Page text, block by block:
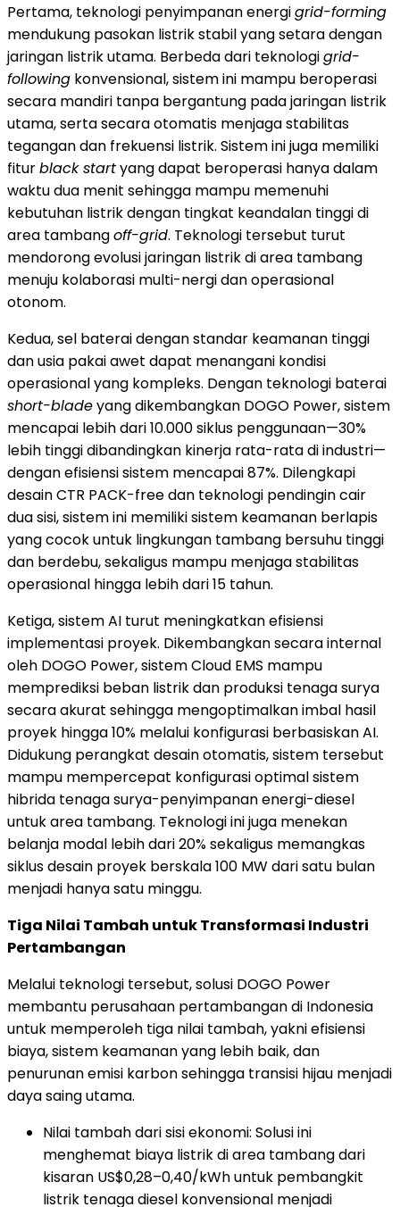
Pertama, teknologi penyimpanan energigrid-forming
mendukung pasokan listrik stabil yang setara dengan
jaringan listrik utama. Berbeda dari teknologigrid-
following konvensional, sistem ini mampu beroperasi
secara mandiri tanpa bergantung pada jaringan listrik
utama, serta secara otomatis menjaga stabilitas
tegangan dan frekuensi listrik. Sistem ini juga memiliki
fiturblack startyang dapat beroperasi hanya dalam
waktu dua menit sehingga mampu memenuhi
kebutuhan listrik dengan tingkat keandalan tinggi di
area tambangoff-grid. Teknologi tersebut turut
mendorong evolusi jaringan listrik di area tambang
menuju kolaborasi multi-nergi dan operasional
otonom.
Kedua, sel baterai dengan standar keamanan tinggi
dan usia pakai awet dapat menangani kondisi
operasional yang kompleks. Dengan teknologi baterai
short-bladeyang dikembangkan DOGO Power, sistem
mencapai lebih dari 10.000 siklus penggunaan—30%
lebih tinggi dibandingkan kinerja rata-rata di industri—
dengan efisiensi sistem mencapai 87%. Dilengkapi
desain CTR PACK-free dan teknologi pendingin cair
dua sisi, sistem ini memiliki sistem keamanan berlapis
yang cocok untuk lingkungan tambang bersuhu tinggi
dan berdebu, sekaligus mampu menjaga stabilitas
operasional hingga lebih dari 15 tahun.
Ketiga, sistem AI turut meningkatkan efisiensi
implementasi proyek. Dikembangkan secara internal
oleh DOGO Power, sistem Cloud EMS mampu
memprediksi beban listrik dan produksi tenaga surya
secara akurat sehingga mengoptimalkan imbal hasil
proyek hingga 10% melalui konfigurasi berbasiskan AI.
Didukung perangkat desain otomatis, sistem tersebut
mampu mempercepat konfigurasi optimal sistem
hibrida tenaga surya-penyimpanan energi-diesel
untuk area tambang. Teknologi ini juga menekan
belanja modal lebih dari 20% sekaligus memangkas
siklus desain proyek berskala 100 MW dari satu bulan
menjadi hanya satu minggu.
Tiga Nilai Tambah untuk Transformasi Industri
Pertambangan
Melalui teknologi tersebut, solusi DOGO Power
membantu perusahaan pertambangan di Indonesia
untuk memperoleh tiga nilai tambah, yakni efisiensi
biaya, sistem keamanan yang lebih baik, dan
penurunan emisi karbon sehingga transisi hijau menjadi
daya saing utama.
Nilai tambah dari sisi ekonomi: Solusi ini
menghemat biaya listrik di area tambang dari
kisaran US$0,28–0,40/kWh untuk pembangkit
listrik tenaga diesel konvensional menjadi